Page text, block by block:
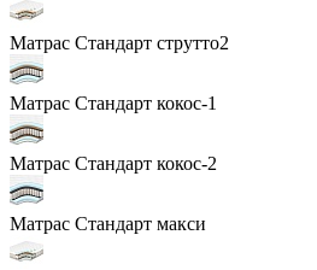
Матрас Стандарт струтто2
Матрас Стандарт кокос-1
Матрас Стандарт кокос-2
Матрас Стандарт макси